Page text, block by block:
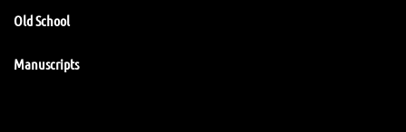
Old School
Manuscripts